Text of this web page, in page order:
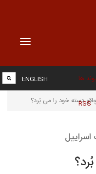
Toggle
ها
RSS
ENGLISH
دسته خود را می بُرد؟